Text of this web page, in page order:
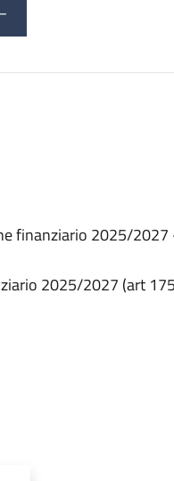
finanziario 2025/
2025/2027 (art